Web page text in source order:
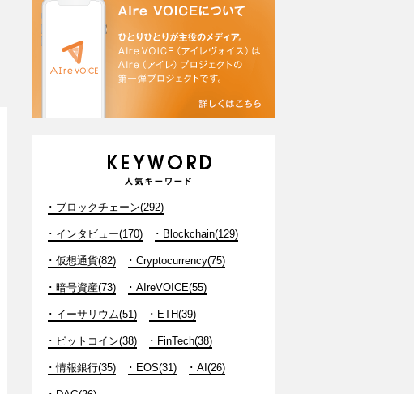
ブロックチェーン(292)
インタビュー(170) Blockchain(129)
仮想通貨(82) Cryptocurrency(75)
暗号資産(73) AIreVOICE(55)
イーサリウム(51) ETH(39)
ビットコイン(38) FinTech(38)
情報銀行(35) EOS(31) AI(26)